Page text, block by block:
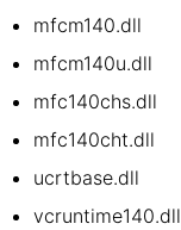
mfcm140.dll
mfcm140u.dll
mfc140chs.dll
mfc140cht.dll
ucrtbase.dll
vcruntime140.dll